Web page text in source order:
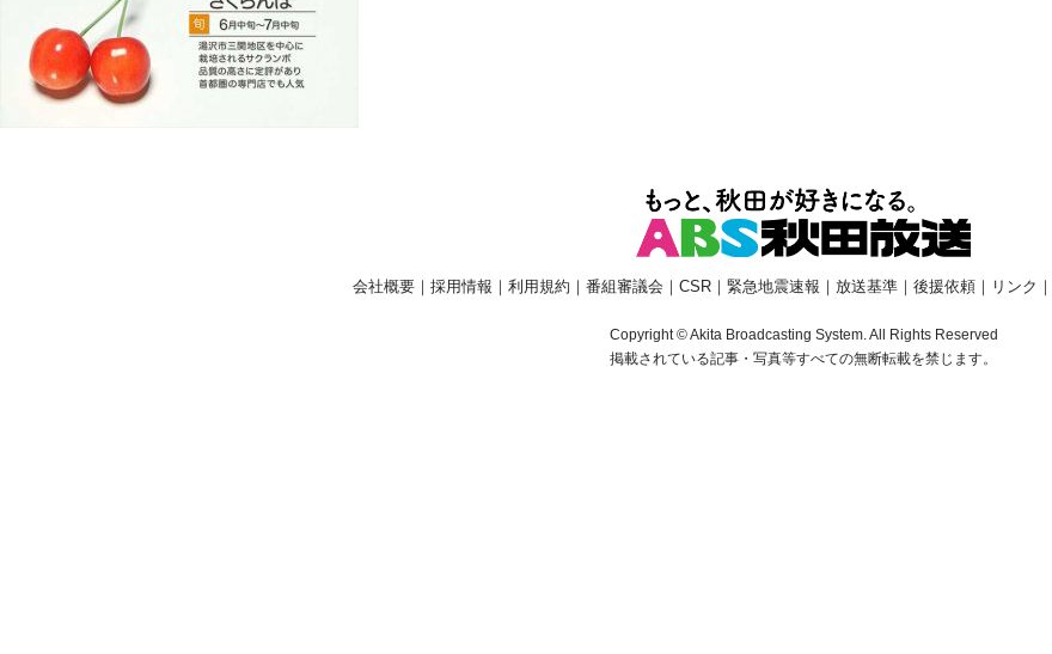
会社概要｜ 採用情報 ｜ 利用規約 ｜ 番組審議会 ｜ CSR｜ 緊急地震速報 ｜ 放送基準｜ 後援依頼｜ リンク ｜
Copyright © Akita Broadcasting System. All Rights Reserved
掲載されている記事・写真等すべての無断転載を禁じます。